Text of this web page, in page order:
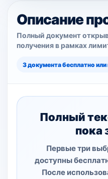
Описание
Полный документ
получения в рамках
3 документа бесплатно
Полный
пока
Первые три
доступны
После